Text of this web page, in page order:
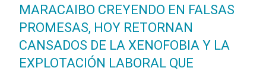
MARACAIBO CREYENDO EN FALSAS
PROMESAS, HOY RETORNAN
CANSADOS DE LA XENOFOBIA Y LA
EXPLOTACIÓN LABORAL QUE